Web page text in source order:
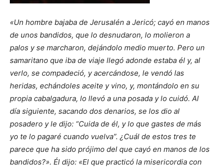
«Un hombre bajaba de Jerusalén a Jericó; cayó en manos
de unos bandidos, que lo desnudaron, lo molieron a
palos y se marcharon, dejándolo medio muerto. Pero un
samaritano que iba de viaje llegó adonde estaba él y, al
verlo, se compadeció, y acercándose, le vendó las
heridas, echándoles aceite y vino, y, montándolo en su
propia cabalgadura, lo llevó a una posada y lo cuidó. Al
día siguiente, sacando dos denarios, se los dio al
posadero y le dijo: “Cuida de él, y lo que gastes de más
yo te lo pagaré cuando vuelva”. ¿Cuál de estos tres te
parece que ha sido prójimo del que cayó en manos de los
bandidos?». Él dijo: «El que practicó la misericordia con